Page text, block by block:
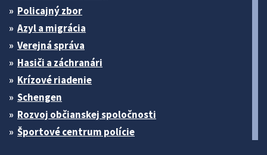
Policajný zbor
Azyl a migrácia
Verejná správa
Hasiči a záchranári
Krízové riadenie
Schengen
Rozvoj občianskej spoločnosti
Športové centrum polície